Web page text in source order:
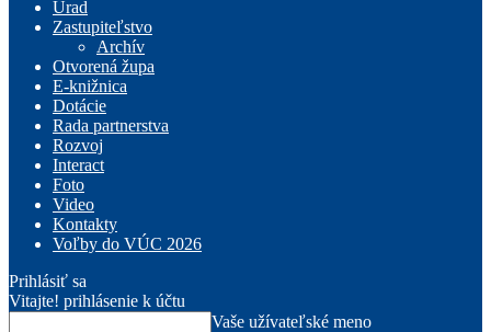
Úrad
Zastupiteľstvo
Archív
Otvorená župa
E-knižnica
Dotácie
Rada partnerstva
Rozvoj
Interact
Foto
Video
Kontakty
Voľby do VÚC 2026
Prihlásiť sa
Vitajte! prihlásenie k účtu
Vaše užívateľské meno